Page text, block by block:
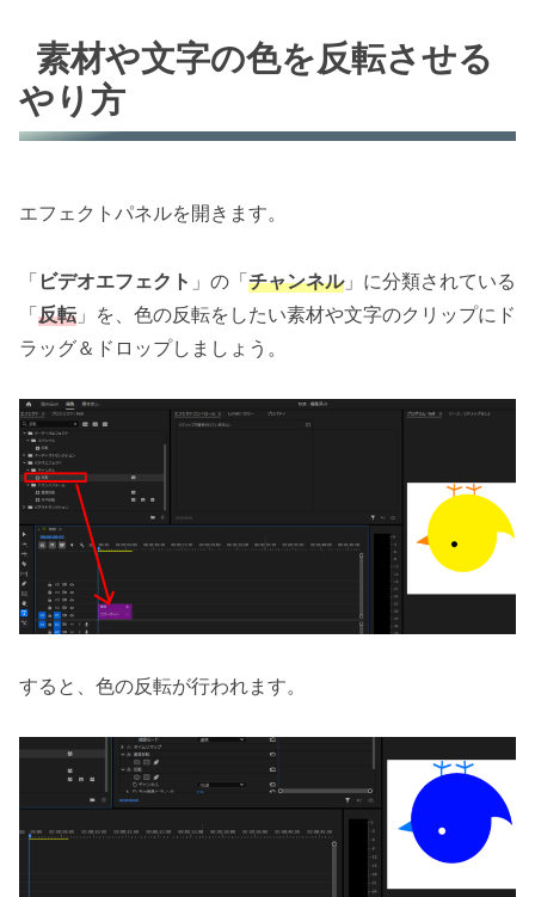
素材や文字の色を反転させる
やり方
エフェクトパネルを開きます。
「 ビデオエフェクト 」の「チャンネル」に分類されている
「反転」を、色の反転をしたい素材や文字のクリップにド
ラッグ＆ドロップしましょう。
すると、色の反転が行われます。